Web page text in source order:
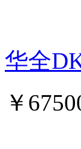
华全
￥